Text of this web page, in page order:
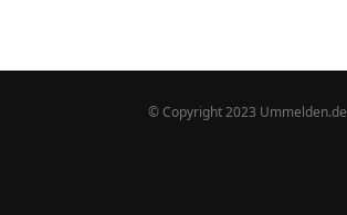
© Copyright 2023 Ummelden.de